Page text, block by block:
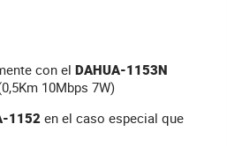
con el DAHUA-1153N
10Mbps 7W)
1152 en el caso especial que